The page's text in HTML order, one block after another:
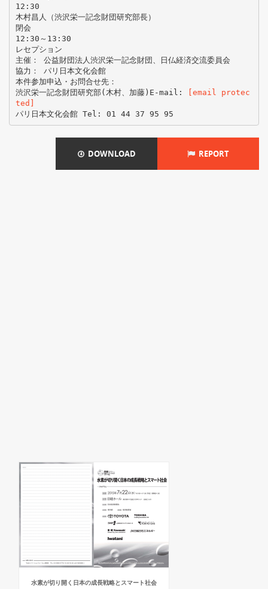
12:30
木村昌人（渋沢栄一記念財団研究部長）
閉会
12:30～13:30
レセプション
主催： 公益財団法人渋沢栄一記念財団、日仏経済交流委員会
協力： パリ日本文化会館
本件参加申込・お問合せ先：
渋沢栄一記念財団研究部(木村、加藤)E-mail:
[email protec
ted]
DOWNLOAD REPORT
水素が切り開く日本の成長戦略とスマート社会